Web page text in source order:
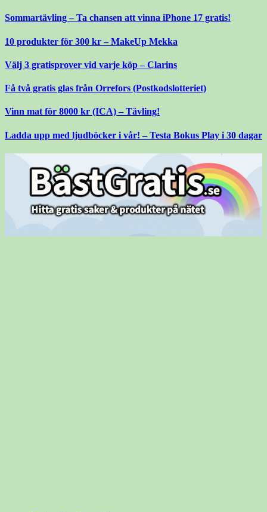
Gå
innehåll
Sommartävling – Ta chansen att vinna iPhone 17 gratis!
10 produkter för 300 kr – MakeUp Mekka
Välj 3 gratisprover vid varje köp – Clarins
Få två gratis glas från Orrefors (Postkodslotteriet)
Vinn mat för 8000 kr (ICA) – Tävling!
Ladda upp med ljudböcker i vår! – Testa Bokus Play i 30 dagar